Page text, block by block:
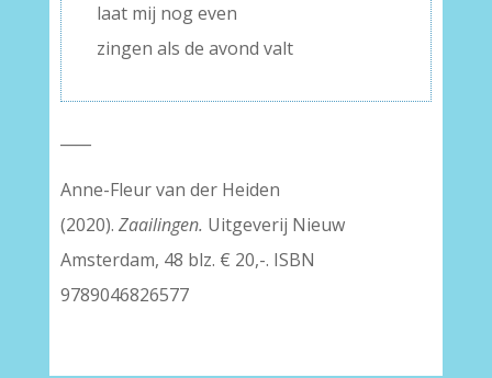
laat mij nog even
zingen als de avond valt
Anne-Fleur van der Heiden
(2020). Zaailingen. Uitgeverij Nieuw
Amsterdam, 48 blz. € 20,-. ISBN
9789046826577